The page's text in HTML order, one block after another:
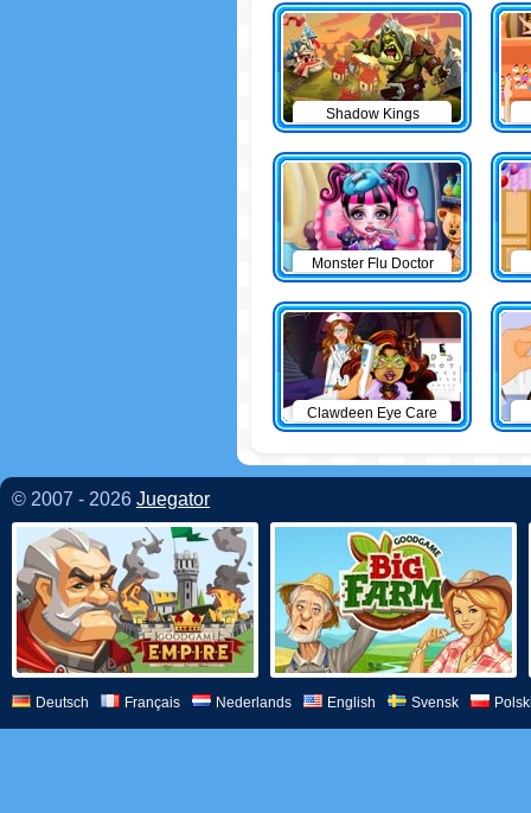
Shadow Kings
Monster Flu Doctor
Clawdeen Eye Care
© 2007 - 2026 Juegator
Deutsch Français Nederlands English Svensk